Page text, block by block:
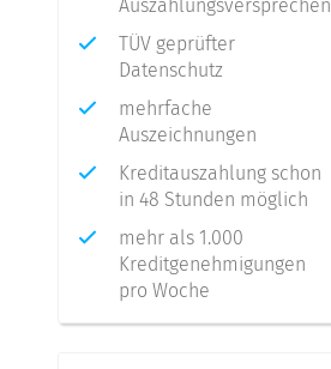
Auszahlungsversprechen
TÜV geprüfter
Datenschutz
mehrfache
Auszeichnungen
Kreditauszahlung schon
in 48 Stunden möglich
mehr als 1.000
Kreditgenehmigungen
pro Woche